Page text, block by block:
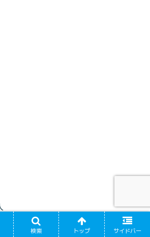
検索 トップ サイドバー